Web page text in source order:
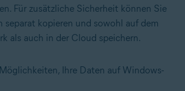
Für zusätzliche Sicherheit können Sie
separat kopieren und sowohl auf dem
als auch in der Cloud speichern.
Ihre Daten auf Windows-